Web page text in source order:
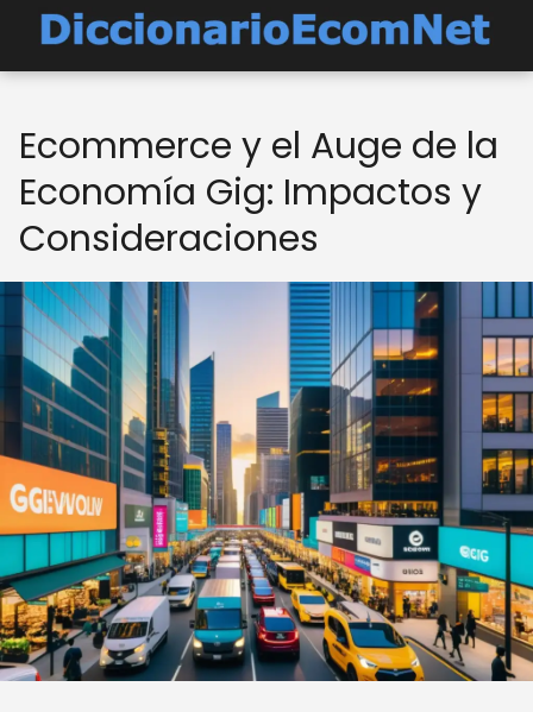
Ecommerce y el Auge de la
Economía Gig: Impactos y
Consideraciones